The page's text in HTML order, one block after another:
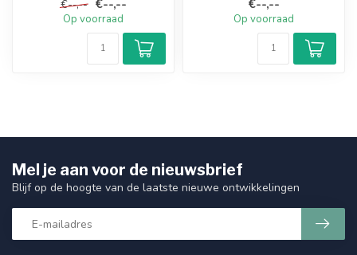
aanslu...
€--,-- €--,--
Op voorraad
€--,--
Op voorraad
Mel je aan voor de nieuwsbrief
Blijf op de hoogte van de laatste nieuwe ontwikkelingen